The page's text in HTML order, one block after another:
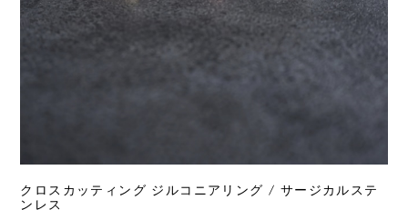
クロスカッティング ジルコニアリング / サージカルステ
ンレス